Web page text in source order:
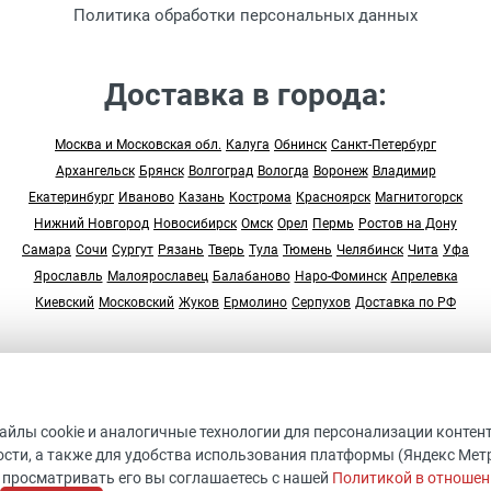
Политика обработки персональных данных
Доставка в города:
Москва и Московская обл. Калуга Обнинск Санкт-Петербург
Архангельск Брянск Волгоград Вологда Воронеж Владимир
Екатеринбург Иваново Казань Кострома Красноярск Магнитогорск
Нижний Новгород Новосибирск Омск Орел Пермь Ростов на Дону
Самара Сочи Сургут Рязань Тверь Тула Тюмень Челябинск Чита Уфа
Ярославль Малоярославец Балабаново Наро-Фоминск Апрелевка
Киевский Московский Жуков Ермолино Серпухов Доставка по РФ
ДАННЫЙ ИНТЕРНЕТ-САЙТ НОСИТ ИСКЛЮЧИТЕЛЬНО
ИНФОРМАЦИОННЫХ ХАРАКТЕР И НЕ ЯВЛЯЕТСЯ ПУБЛИЧНО
ОФЕРТОЙ, ОПРЕДЕЛЯЕМОЙ ПОЛОЖЕНИЯМИ СТАТЬИ 437
cookie и аналогичные технологии для персонализации
а также для удобства использования платформы (Яндекс
его вы соглашаетесь с нашей Политикой в